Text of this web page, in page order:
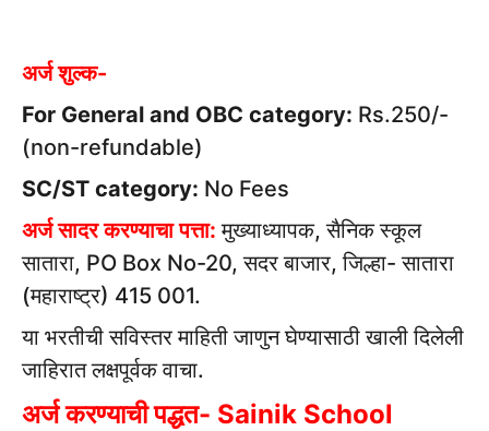
अर्ज शुल्क-
For General and OBC category: Rs.250/-
(non-refundable)
SC/ST category: No Fees
अर्ज सादर करण्याचा पत्ता: मुख्याध्यापक, सैनिक स्कूल
सातारा, PO Box No-20, सदर बाजार, जिल्हा- सातारा
(महाराष्ट्र) 415 001.
या भरतीची सविस्तर माहिती जाणुन घेण्यासाठी खाली दिलेली
जाहिरात लक्षपूर्वक वाचा.
अर्ज करण्याची पद्धत- Sainik School